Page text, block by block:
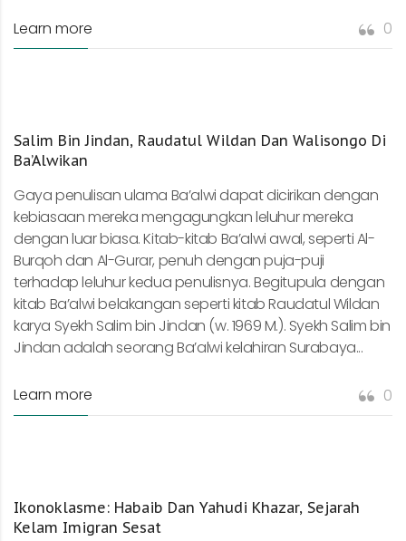
Learn more 0
Salim Bin Jindan, Raudatul Wildan Dan Walisongo Di
Ba’Alwikan
Gaya penulisan ulama Ba’alwi dapat dicirikan dengan
kebiasaan mereka mengagungkan leluhur mereka
dengan luar biasa. Kitab-kitab Ba’alwi awal, seperti Al-
Burqoh dan Al-Gurar, penuh dengan puja-puji
terhadap leluhur kedua penulisnya. Begitupula dengan
kitab Ba’alwi belakangan seperti kitab Raudatul Wildan
karya Syekh Salim bin Jindan (w. 1969 M.). Syekh Salim bin
Jindan adalah seorang Ba’alwi kelahiran Surabaya...
Learn more 0
Ikonoklasme: Habaib Dan Yahudi Khazar, Sejarah
Kelam Imigran Sesat